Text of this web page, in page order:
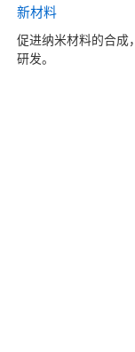
新材料
促进纳米材料的合成
研发。